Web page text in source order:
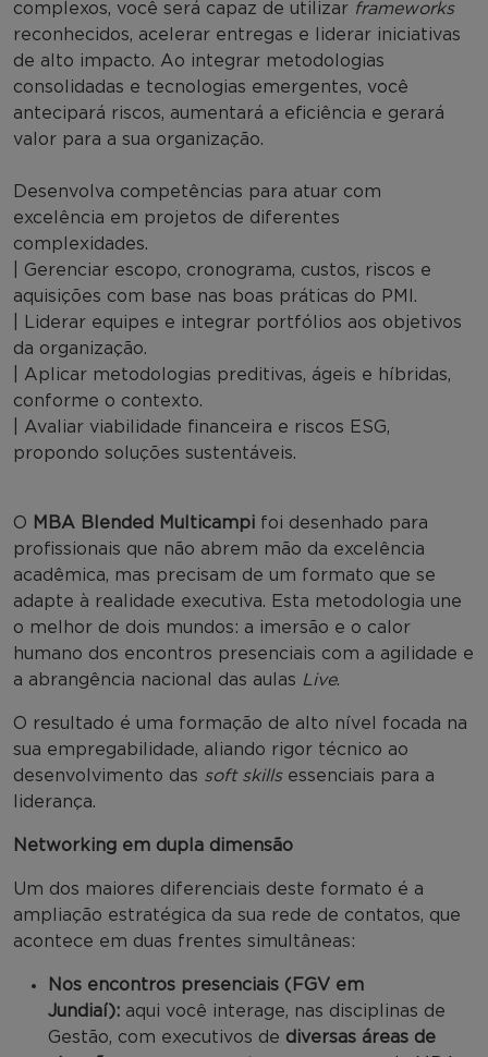
complexos, você será capaz de utilizar frameworks
reconhecidos, acelerar entregas e liderar iniciativas
de alto impacto. Ao integrar metodologias
consolidadas e tecnologias emergentes, você
antecipará riscos, aumentará a eficiência e gerará
valor para a sua organização.
Desenvolva competências para atuar com
excelência em projetos de diferentes
complexidades.
| Gerenciar escopo, cronograma, custos, riscos e
aquisições com base nas boas práticas do PMI.
| Liderar equipes e integrar portfólios aos objetivos
da organização.
| Aplicar metodologias preditivas, ágeis e híbridas,
conforme o contexto.
| Avaliar viabilidade financeira e riscos ESG,
propondo soluções sustentáveis.
O MBA Blended Multicampi foi desenhado para
profissionais que não abrem mão da excelência
acadêmica, mas precisam de um formato que se
adapte à realidade executiva. Esta metodologia une
o melhor de dois mundos: a imersão e o calor
humano dos encontros presenciais com a agilidade e
a abrangência nacional das aulas Live.
O resultado é uma formação de alto nível focada na
sua empregabilidade, aliando rigor técnico ao
desenvolvimento das soft skillsessenciais para a
liderança.
Networking em dupla dimensão
Um dos maiores diferenciais deste formato é a
ampliação estratégica da sua rede de contatos, que
acontece em duas frentes simultâneas:
Nos encontros presenciais (FGV em
Jundiaí): aqui você interage, nas disciplinas de
Gestão, com executivos de diversas áreas de